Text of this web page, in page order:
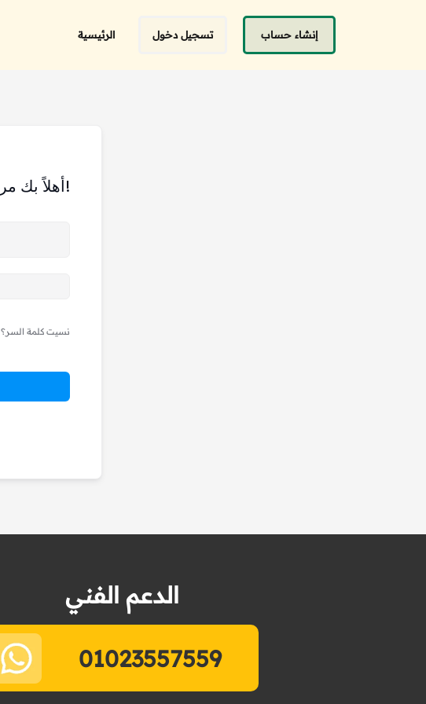
الرئيسية تسجيل دخول إنشاء حساب
أهلاً بك مرة أخرى!
نسيت كلمة السر؟
الدعم الفني
01023557559